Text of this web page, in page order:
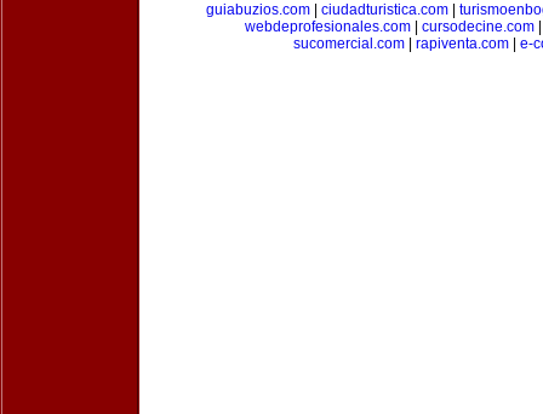
guiabuzios.com| ciudadturistica.com|
webdeprofesionales.com| cursodecine.com
sucomercial.com
rapiventa.com e-